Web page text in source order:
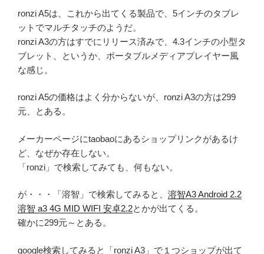
ronzi A5は、これから出てくる製品で、5インチのタブレ
ットでマルチタッチのようだ。
ronzi A3の方はすでにリリース済みで、4.3インチの小型タ
ブレット、というか、ポータブルメディアプレイヤー風
な感じ。
ronzi A5の価格はよく分からないが、ronzi A3の方は299
元、とある。
メーカーページにtaobaoにあるショップリンクがあるけ
ど、なぜか存在しない。
「ronzi」で検索してみても、何もない。
が・・・「溶智」で検索してみると、 溶智A3 Android 2.2
溶智 a3 4G MID WIFI 安卓2.2とかが出てくる。
確かに299元～とある。
google検索してみると「ronzi A3」で１つショップが出て